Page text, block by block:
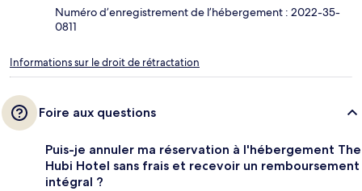
Numéro d’enregistrement de l’hébergement : 2022-35-
0811
Informations sur le droit de rétractation
Foire aux questions
Puis-je annuler ma réservation à l'hébergement The
Hubi Hotel sans frais et recevoir un remboursement
intégral ?